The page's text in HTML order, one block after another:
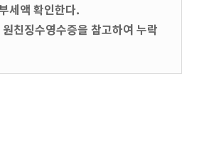
세액 확인한다.
친징수영수증을 참고하여 누락